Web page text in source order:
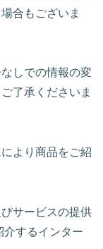
合もございま
しでの情報の変
了承くださいま
より商品をご紹
サービスの提供
介するインター